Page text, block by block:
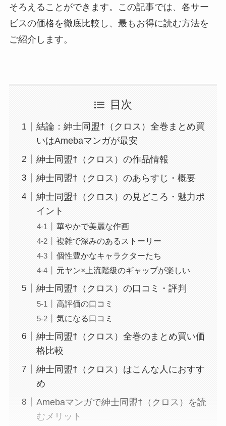
そろえることができます。この記事では、各サー
ビスの価格を徹底比較し、最もお得に読む方法を
ご紹介します。
目次
結論：紳士同盟†（クロス）全巻まとめ買
いはAmebaマンガが最安
紳士同盟†（クロス）の作品情報
紳士同盟†（クロス）のあらすじ・概要
紳士同盟†（クロス）の見どころ・魅力ポ
イント
華やかで美麗な作画
複雑で深みのあるストーリー
個性豊かなキャラクターたち
元ヤン×上流階級のギャップが楽しい
紳士同盟†（クロス）の口コミ・評判
高評価の口コミ
気になる口コミ
紳士同盟†（クロス）全巻のまとめ買い価
格比較
紳士同盟†（クロス）はこんな人におすす
め
Amebaマンガで紳士同盟†（クロス）を読
むメリット